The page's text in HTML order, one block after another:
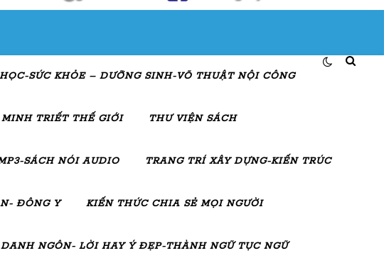
SỨC KHỎE – DƯỠNG SINH-VÕ THUẬT NỘI CÔNG
TRIẾT THẾ GIỚI THƯ VIỆN SÁCH
SÁCH NÓI AUDIO TRANG TRÍ XÂY DỰNG-KIẾN TRÚC
ĐÔNG Y KIẾN THỨC CHIA SẺ MỌI NGƯỜI
DANH NGÔN- LỜI HAY Ý ĐẸP-THÀNH NGỮ TỤC NGỮ